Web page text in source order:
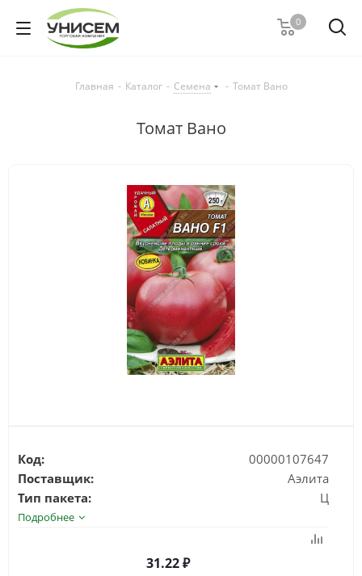
0
Главная - Каталог - Семена - Томат Вано
Томат Вано
Код:
00000107647
Поставщик:
Аэлита
Тип пакета:
Ц
Подробнее
31.22